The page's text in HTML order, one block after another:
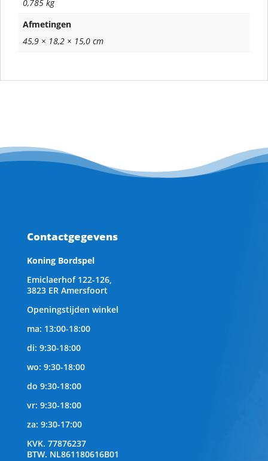
0,785 kg
Afmetingen
45,9 × 18,2 × 15,0 cm
Contactgegevens
Koning Bordspel
Emiclaerhof 122-126,
3823 ER Amersfoort
Openingstijden winkel
ma: 13:00-18:00
di: 9:30-18:00
wo: 9:30-18:00
do 9:30-18:00
vr: 9:30-18:00
za: 9:30-17:00
KVK. 77876237
BTW. NL861180616B01